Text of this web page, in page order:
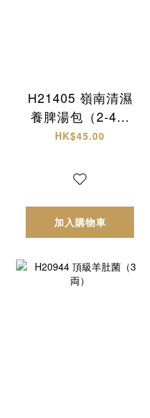
H21405 嶺南清濕
養脾湯包（2-4人
份）
HK$45.00
加入購物車